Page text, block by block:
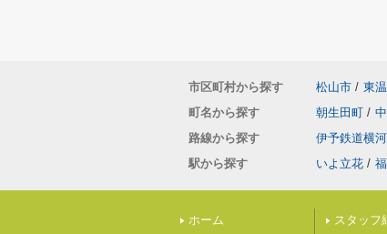
市区町村から探す 松山市 / 東
町名から探す
朝生田町 /
路線から探す
伊予鉄道横
駅から探す
いよ立花 /
ホーム
スタッフ